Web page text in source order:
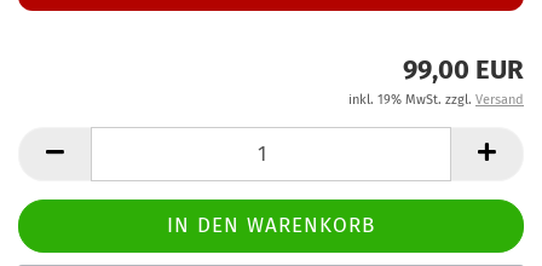
99,00 EUR
inkl. 19% MwSt. zzgl. Versand